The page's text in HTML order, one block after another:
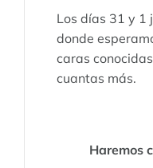
Los días 31 y 1
donde
caras
cuantas más.
Haremos